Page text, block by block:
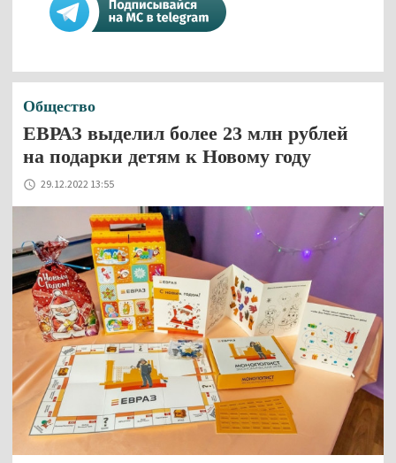
Общество
ЕВРАЗ выделил более 23 млн рублей
на подарки детям к Новому году
29.12.2022 13:55